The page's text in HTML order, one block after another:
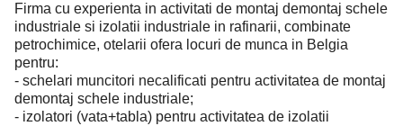
Firma cu experienta in activitati de montaj demontaj schele
industriale si izolatii industriale in rafinarii, combinate
petrochimice, otelarii ofera locuri de munca in Belgia
pentru:
- schelari muncitori necalificati pentru activitatea de montaj
demontaj schele industriale;
- izolatori (vata+tabla) pentru activitatea de izolatii